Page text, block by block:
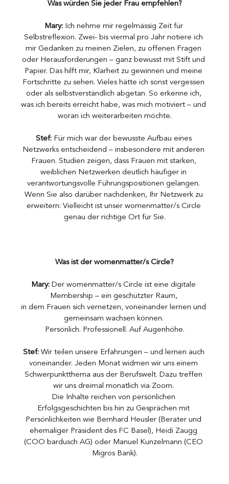
Was würden Sie jeder Frau empfehlen?
Mary: Ich nehme mir regelmässig Zeit für
Selbstreflexion. Zwei- bis viermal pro Jahr notiere ich
mir Gedanken zu meinen Zielen, zu offenen Fragen
oder Herausforderungen – ganz bewusst mit Stift und
Papier. Das hilft mir, Klarheit zu gewinnen und meine
Fortschritte zu sehen. Vieles hätte ich sonst vergessen
oder als selbstverständlich abgetan. So erkenne ich,
was ich bereits erreicht habe, was mich motiviert – und
woran ich weiterarbeiten möchte.
Stef: Für mich war der bewusste Aufbau eines
Netzwerks entscheidend – insbesondere mit anderen
Frauen. Studien zeigen, dass Frauen mit starken,
weiblichen Netzwerken deutlich häufiger in
verantwortungsvolle Führungspositionen gelangen.
Wenn Sie also darüber nachdenken, Ihr Netzwerk zu
erweitern: Vielleicht ist unser womenmatter/s Circle
genau der richtige Ort für Sie.
Was ist der womenmatter/s Circle?
Mary: Der womenmatter/s Circle ist eine digitale
Membership – ein geschützter Raum,
in dem Frauen sich vernetzen, voneinander lernen und
gemeinsam wachsen können.
Persönlich. Professionell. Auf Augenhöhe.
Stef: Wir teilen unsere Erfahrungen – und lernen auch
voneinander. Jeden Monat widmen wir uns einem
Schwerpunktthema aus der Berufswelt. Dazu treffen
wir uns dreimal monatlich via Zoom.
Die Inhalte reichen von persönlichen
Erfolgsgeschichten bis hin zu Gesprächen mit
Persönlichkeiten wie Bernhard Heusler (Berater und
ehemaliger Präsident des FC Basel), Heidi Zaugg
(COO bardusch AG) oder Manuel Kunzelmann (CEO
Migros Bank).